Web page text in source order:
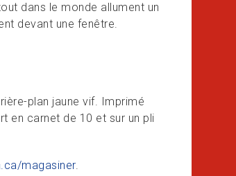
dans le monde allument un
devant une fenêtre.
plan jaune vif. Imprimé
en carnet de 10 et sur un pli
magasiner.